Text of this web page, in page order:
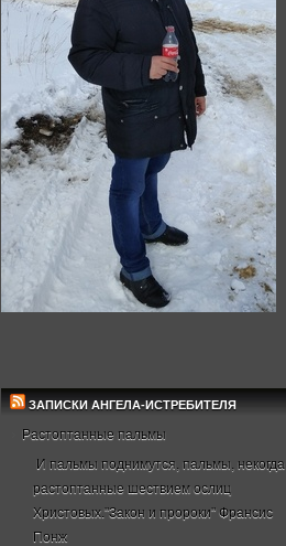
ЗАПИСКИ АНГЕЛА-ИСТРЕБИТЕЛЯ
Растоптанные пальмы
И пальмы поднимутся, пальмы, некогда
растоптанные шествием ослиц
Христовых."Закон и пророки" Франсис
Понж